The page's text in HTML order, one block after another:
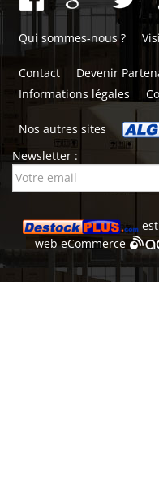
Qui sommes-nous ?
Contact Devenir
Informations légales
Nos autres sites
Newsletter :
webeCommerce